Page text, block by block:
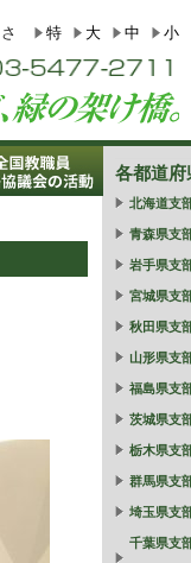
特 大 中 小
各都道府
北海道支
青森県支
岩手県支
宮城県支
秋田県支
山形県支
福島県支
茨城県支
栃木県支
群馬県支
埼玉県支
千葉県支